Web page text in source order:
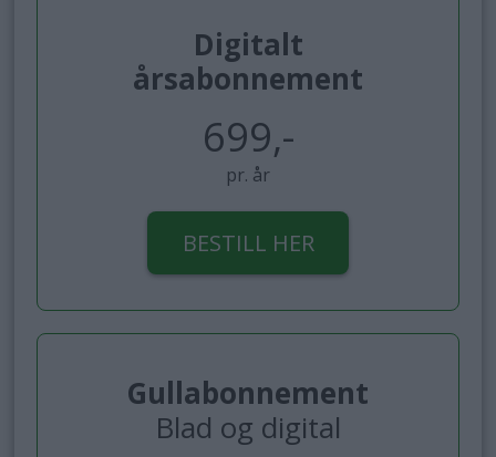
Digitalt
årsabonnement
699,-
pr. år
BESTILL HER
Gullabonnement
Blad og digital